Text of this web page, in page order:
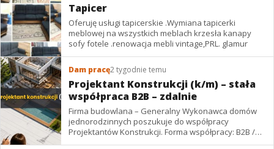
Tapicer
Oferuję usługi tapicerskie .Wymiana tapicerki
meblowej na wszystkich meblach krzesła kanapy
sofy fotele .renowacja mebli vintage,PRL. glamur
Dam pracę2 tygodnie temu
Projektant Konstrukcji (k/m) – stała
współpraca B2B – zdalnie
Firma budowlana – Generalny Wykonawca domów
jednorodzinnych poszukuje do współpracy
Projektantów Konstrukcji. Forma współpracy: B2B /
podwykonawstwo – zdalnie. Wynagrodzenie: ✔